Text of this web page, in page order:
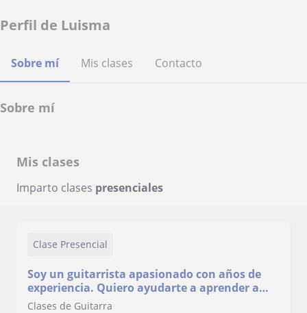
Perfil de Luisma
Sobre mí Mis clases Contacto
Sobre mí
Mis clases
Imparto clases presenciales
Clase Presencial
Soy un guitarrista apasionado con años de
experiencia. Quiero ayudarte a aprender a
tocar la guitarra de forma sencilla y amena
Clases de Guitarra